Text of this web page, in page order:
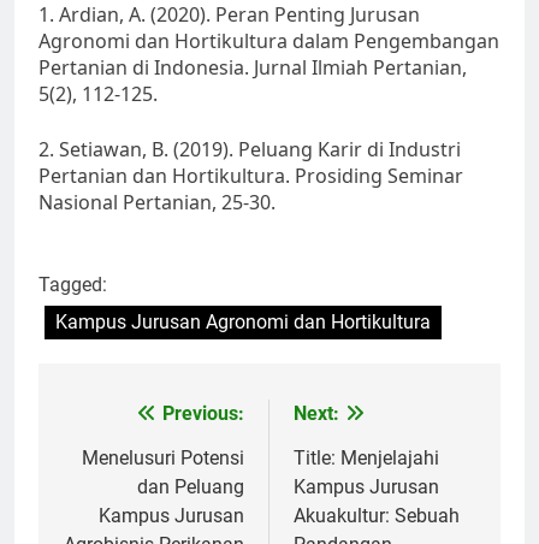
1. Ardian, A. (2020). Peran Penting Jurusan
Agronomi dan Hortikultura dalam Pengembangan
Pertanian di Indonesia. Jurnal Ilmiah Pertanian,
5(2), 112-125.
2. Setiawan, B. (2019). Peluang Karir di Industri
Pertanian dan Hortikultura. Prosiding Seminar
Nasional Pertanian, 25-30.
Tagged:
Kampus Jurusan Agronomi dan Hortikultura
navigation
Previous:
Menelusuri Potensi
dan Peluang
Kampus Jurusan
Next:
Title: Menjelajahi
Kampus Jurusan
Akuakultur: Sebuah